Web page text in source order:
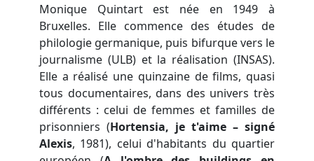
Monique Quintart est née en 1949 à
Bruxelles. Elle commence des études de
philologie germanique, puis bifurque vers le
journalisme (ULB) et la réalisation (INSAS).
Elle a réalisé une quinzaine de films, quasi
tous documentaires, dans des univers très
différents : celui de femmes et familles de
prisonniers (Hortensia, je t'aime – signé
Alexis, 1981), celui d'habitants du quartier